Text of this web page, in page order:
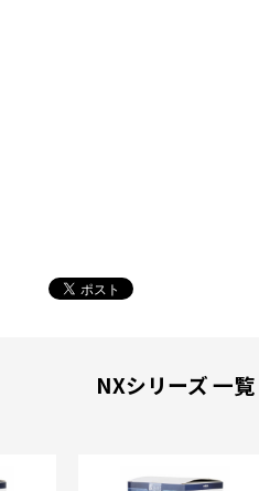
NXシリーズ 一覧